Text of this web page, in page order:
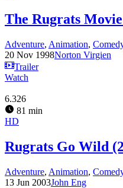
The Rugrats
Adventure, Animation,
20 Nov 1998Norton Virgien
Trailer
Watch
6.326
81 min
HD
Rugrats Go Wild
Adventure, Animation,
13 Jun 2003John Eng